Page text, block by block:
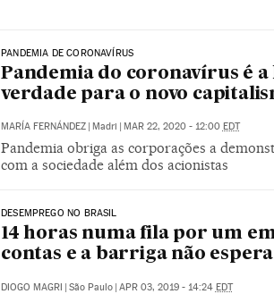
PANDEMIA DE CORONAVÍRUS
Pandemia do coronavírus é a
verdade para o novo
MARÍA FERNÁNDEZ Madri MAR 22, 2020 - 12:00 EDT
Pandemia obriga as corporações a
com a sociedade além dos acionistas
DESEMPREGO NO BRASIL
14 horas numa fila por um
contas e a barriga não
DIOGO MAGRI São Paulo APR 03, 2019 - 14:24 EDT